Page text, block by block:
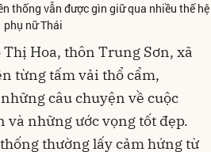
thống vẫn được gìn giữ qua nhiều thế hệ
phụ nữ Thái
Hoa, thôn Trung Sơn, xã
từng tấm vải thổ cẩm,
câu chuyện về cuộc
và những ước vọng tốt đẹp.
thường lấy cảm hứng từ